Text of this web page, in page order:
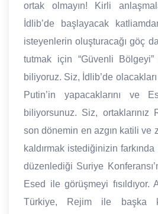
ortak olmayın! Kirli
İdlib’de başlayacak
isteyenlerin oluşturacağı göç
tutmak için “Güvenli
biliyoruz. Siz, İdlib’de
Putin’in yapacaklarını ve
biliyorsunuz. Siz,
son dönemin en azgın katili ve
kaldırmak istediğinizin
düzenlediği Suriye
Esed ile görüşmeyi
Türkiye, Rejim ile başka